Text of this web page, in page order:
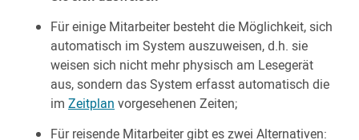
Für einige Mitarbeiter besteht die Möglichkeit, sich
automatisch im System auszuweisen, d.h. sie
weisen sich nicht mehr physisch am Lesegerät
aus, sondern das System erfasst automatisch die
im Zeitplan vorgesehenen Zeiten;
Für reisende Mitarbeiter gibt es zwei Alternativen: